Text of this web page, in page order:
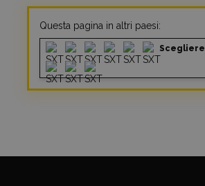
Questa pagina in altri paesi:
Scegliere